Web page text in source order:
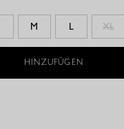
M L XL
HINZUFÜGEN